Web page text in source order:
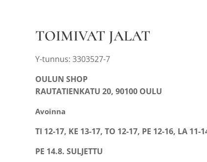
TOIMIVAT JALAT
Y-tunnus: 3303527-7
OULUN SHOP
RAUTATIENKATU 20, 90100 OULU
Avoinna
TI 12-17, KE 13-17, TO 12-17, PE 12-16, LA 11-
PE 14.8. SULJETTU